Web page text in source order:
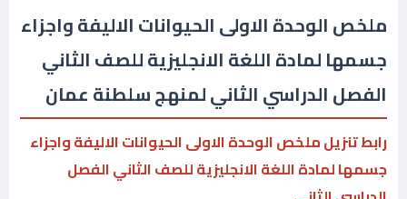
ملخص الوحدة الاولى الحيوانات الاليفة واجزاء
جسمها لمادة اللغة الانجليزية للصف الثاني
الفصل الدراسي الثاني لمنهج سلطنة عمان
رابط تنزيل ملخص الوحدة الاولى الحيوانات الاليفة واجزاء
جسمها لمادة اللغة الانجليزية للصف الثاني الفصل